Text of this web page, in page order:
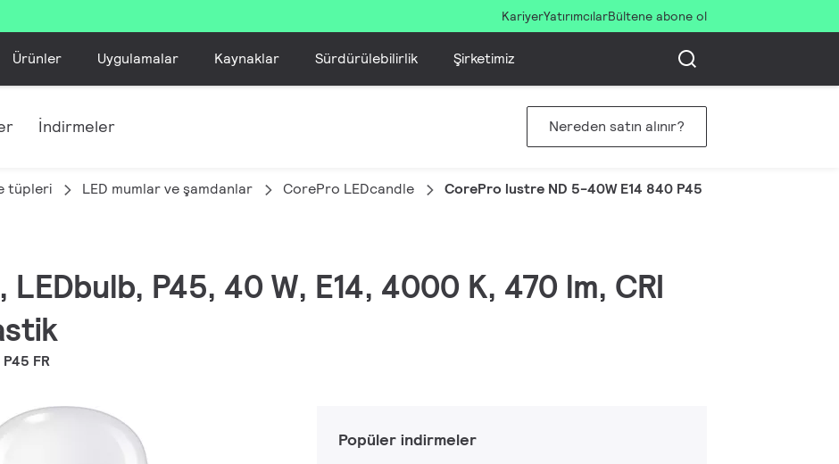
KariyerYatırımcılarBültene abone ol
Ürünler Uygulamalar Kaynaklar Sürdürülebilirlik Şirketimiz
İndirmeler Nereden satın alınır?
tüpleri LED mumlar ve şamdanlar CorePro LEDcandle CorePro lustre ND 5-40W E14 840 P45 FR
P45, 40 W, E14, 4000 K, 470 lm, CRI
FR
Popüler indirmeler